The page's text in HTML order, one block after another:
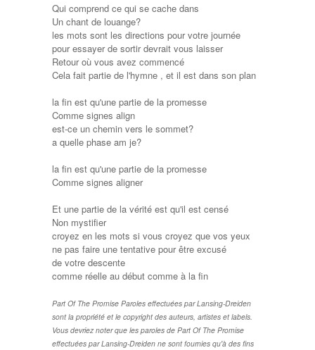
Qui comprend ce qui se cache dans
Un chant de louange?
les mots sont les directions pour votre journée
pour essayer de sortir devrait vous laisser
Retour où vous avez commencé
Cela fait partie de l'hymne , et il est dans son plan
la fin est qu'une partie de la promesse
Comme signes align
est-ce un chemin vers le sommet?
a quelle phase am je?
la fin est qu'une partie de la promesse
Comme signes aligner
Et une partie de la vérité est qu'il est censé
Non mystifier
croyez en les mots si vous croyez que vos yeux
ne pas faire une tentative pour être excusé
de votre descente
comme réelle au début comme à la fin
Part Of The Promise Paroles effectuées par Lansing-Dreiden
sont la propriété et le copyright des auteurs, artistes et labels.
Vous devriez noter que les paroles de Part Of The Promise
effectuées par Lansing-Dreiden ne sont fournies qu'à des fins